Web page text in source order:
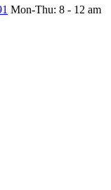
Mon-Thu: 8 - 12 am